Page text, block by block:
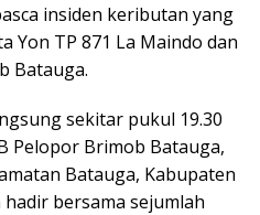
insiden keributan yang
Yon TP 871 La Maindo dan
Batauga.
sekitar pukul 19.30
Pelopor Brimob Batauga,
Batauga, Kabupaten
bersama sejumlah